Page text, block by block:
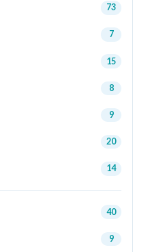
73
7
15
8
9
20
14
40
9